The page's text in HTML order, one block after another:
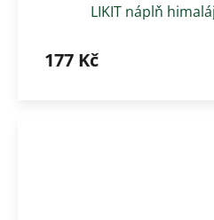
LIKIT náplň
177 Kč